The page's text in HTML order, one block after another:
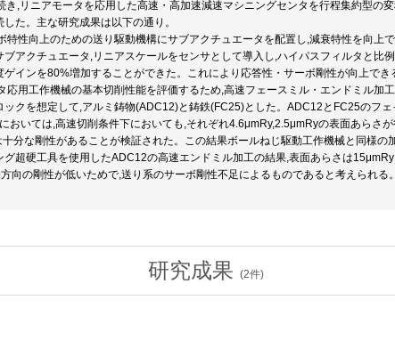
き,リニアモータを応用した高速・高加速減速マシニングセンタを行程集約型の
た。主な研究成果は以下の通り。
特性向上のための送り駆動機構にサブアクチュエータを配置し,減衰特性を向上
ブアクチュエータ,リニアスケールをセンサとして導入し,ハイパスフィルタと比
ゲインを80%増加することができた。これにより応答性・サーボ剛性が向上でき
応用工作機械の基本切削性能を評価するため,高速フェースミル・エンドミル加
ックを想定して,アルミ鋳物(ADC12)と鋳鉄(FC25)とした。ADC12とFC25のフ
おいては,高速切削条件下においても,それぞれ4.6μmRy,2.5μmRyの表面あらさ
十分な剛性があることが検証された。この結果ボールねじ駆動工作機械と同様
グ超硬工具を使用したADC12の高速エンドミル加工の結果,表面あらさは
向の剛性が低いためで,送り系のサーボ剛性不足によるものであると考えられる。
研究成果 (2件)